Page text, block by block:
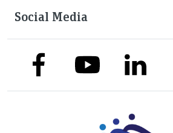
Social Media
link to facebooklink to youtubelink to